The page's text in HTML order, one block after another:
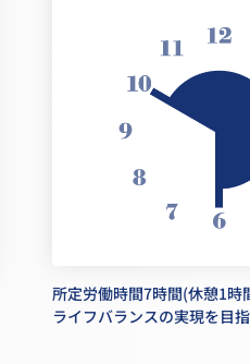
所定労働時間7時間(休憩1時
ライフバランスの実現を目指